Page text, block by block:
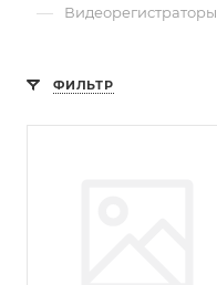
— Видеорегистраторы
ФИЛЬТР